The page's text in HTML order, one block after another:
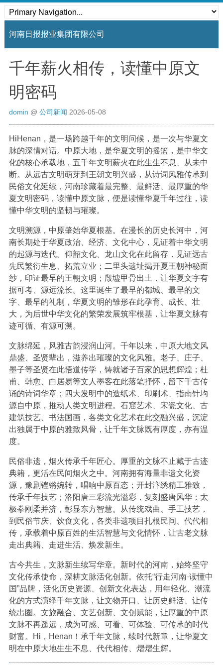
河南日报报业集团有限公司
千年薪火相传，读懂中原文
明密码
domin @ 公司新闻 2026-05-08
HiHenan，是一场跨越千年的文明问候，是一次与华夏文
脉的深情对话。中原大地，是华夏文明的摇篮，是中华文
化的核心承载地，五千年文明薪火在此生生不息、从未中
断。从远古文明萌芽到王朝文明兴盛，从诗词风雅传承到
民俗文化延续，河南珍藏着最完整、最鲜活、最厚重的华
夏文明密码，读懂中原文脉，便是读懂华夏千年过往，读
懂中华文明的坚韧与璀璨。
文明溯源，中原肇始华夏根基。在漫长的历史长河中，河
南长期处于华夏政治、经济、文化中心，见证着中华文明
的起源与迭代。仰韶文化、龙山文化在此留存，见证远古
先民繁衍生息、拓荒立业；二里头遗址揭开夏王朝神秘面
纱，印证最早的王朝文明；殷墟甲骨出土，让华夏文字有
据可考、源远流长。这里诞生了最早的都城、最早的文
字、最早的礼制，华夏文明的雏形在此孕育、成长、壮
大，为后世中华文化的繁荣发展筑牢根基，让华夏文脉有
迹可循、有源可溯。
文脉绵延，风雅古韵浸润山河。千年以来，中原大地文风
鼎盛、圣贤辈出，滋养出璀璨的文化风雅。老子、庄子、
墨子等圣贤在此悟道传学，铸就诸子百家的思想辉煌；杜
甫、韩愈、白居易等文人墨客在此落笔抒怀，留下千古传
诵的诗词华章；四大发明中的造纸术、印刷术、指南针均
源自中原，推动人类文明进程。石窟艺术、宋瓷文化、古
建筑技艺、书法国画，各类文化艺术在此交融兴盛，沉淀
出独属于中原的雅致风骨，让千年文脉既有厚度，亦有温
度。
民俗非遗，烟火传承千年匠心。厚重的文脉不止藏于古迹
典籍，更活在民间烟火之中。河南拥有海量非遗文化资
源，豫剧铿锵婉转，唱响中原百态；开封汴绣精工雅致，
传承千年技艺；洛阳唐三彩流光溢彩，复刻盛唐风华；太
极拳刚柔并济，彰显东方智慧。从传统戏曲、手工技艺，
到民俗节庆、饮食文化，各类非遗项目扎根民间、代代相
传，承载着中原百姓的生活智慧与文化情怀，让古老文脉
走出典籍、走进生活、焕发新生。
古今共生，文脉新生续写华章。新时代的河南，始终坚守
文化传承使命，深耕文脉活化创新。依托“行走河南·读懂中
国”品牌，活化历史资源、创新文化表达，用年轻化、潮流
化的方式演绎千年文脉，让文物开口、让历史鲜活、让传
统出圈。文旅融合、文艺创新、文创赋能，让厚重的中原
文脉不再遥远，成为可感、可看、可体验、可传承的时代
财富。Hi，Henan！承千年文脉，续时代新章，让华夏文
明在中原大地生生不息、代代相传、熠熠生辉。